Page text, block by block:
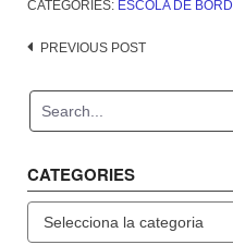
CATEGORIES: ESCOLA DE
Post
PREVIOUS POST
CATEGORIES